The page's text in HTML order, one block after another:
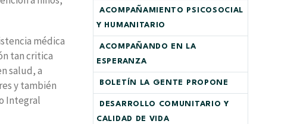
médica
tan critica
salud, a
y también
Integral
ACOMPAÑAMIENTO PSICOSOCIAL
Y HUMANITARIO
ACOMPAÑANDO EN LA
ESPERANZA
BOLETÍN LA GENTE PROPONE
DESARROLLO COMUNITARIO Y
CALIDAD DE VIDA